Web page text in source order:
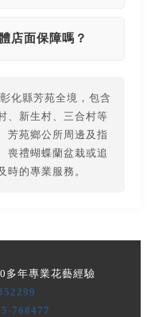
店面保障嗎？
化縣芳苑全境，包含
、新生村、三合村等
芳苑鄉公所周邊及指
喪禮蝴蝶蘭盆栽或追
時的專業服務。
多年專業花藝經驗
768477